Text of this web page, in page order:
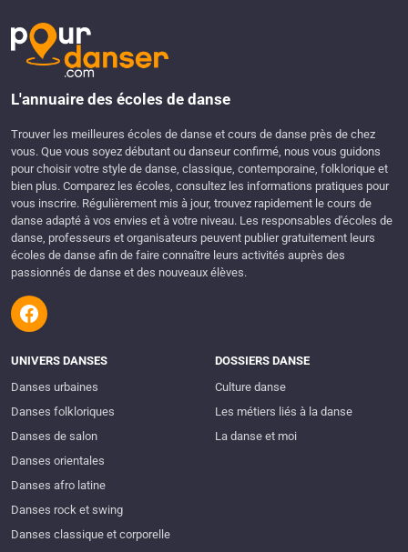
L'annuaire des écoles de danse
Trouver les meilleures écoles de danse et cours de danse près de chez
vous. Que vous soyez débutant ou danseur confirmé, nous vous guidons
pour choisir votre style de danse, classique, contemporaine, folklorique et
bien plus. Comparez les écoles, consultez les informations pratiques pour
vous inscrire. Régulièrement mis à jour, trouvez rapidement le cours de
danse adapté à vos envies et à votre niveau. Les responsables d'écoles de
danse, professeurs et organisateurs peuvent publier gratuitement leurs
écoles de danse afin de faire connaître leurs activités auprès des
passionnés de danse et des nouveaux élèves.
UNIVERS DANSES
Danses urbaines
Danses folkloriques
Danses de salon
Danses orientales
Danses afro latine
Danses rock et swing
Danses classique et corporelle
DOSSIERS DANSE
Culture danse
Les métiers liés à la danse
La danse et moi